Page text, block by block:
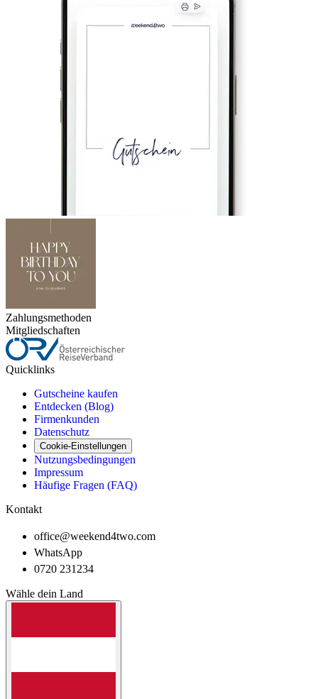
Zahlungsmethoden
Mitgliedschaften
Quicklinks
Gutscheine kaufen
Entdecken (Blog)
Firmenkunden
Datenschutz
Cookie-Einstellungen
Nutzungsbedingungen
Impressum
Häufige Fragen (FAQ)
Kontakt
office@weekend4two.com
WhatsApp
0720 231234
Wähle dein Land